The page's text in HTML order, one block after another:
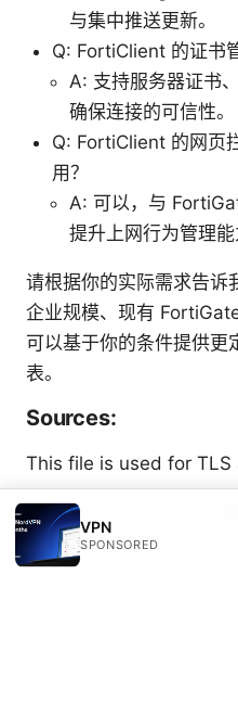
与集中推送更新。
Q: FortiClient 的证书
A: 支持服务器证书
确保连接的可信性。
Q: FortiClient 的网页
用？
A: 可以，与
提升上网行为管理能
请根据你的实际需求告诉
企业规模、现有
可以基于你的条件提供更
表。
Sources:
This file is used for
Pia vpnは本当に安全？
【2026年最新】 for VPNs
VPN
SPONSORED